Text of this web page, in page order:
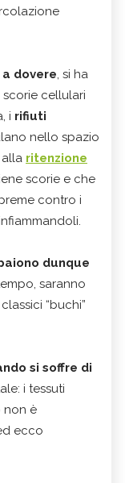
dovere, si ha
scorie cellulari
i rifiuti
nello spazio
ritenzione
scorie e che
contro i
dunque
saranno
“buchi”
si soffre di
i tessuti
non è
ecco